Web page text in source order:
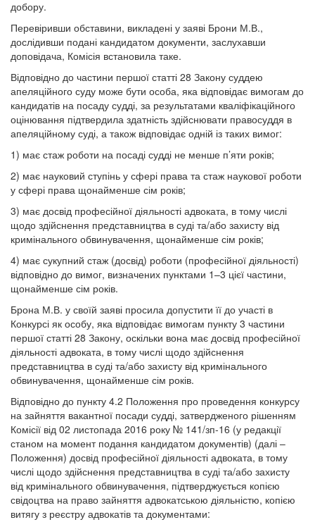
добору.
Перевіривши обставини, викладені у заяві Брони М.В.,
дослідивши подані кандидатом документи, заслухавши
доповідача, Комісія встановила таке.
Відповідно до частини першої статті 28 Закону суддею
апеляційного суду може бути особа, яка відповідає вимогам до
кандидатів на посаду судді, за результатами кваліфікаційного
оцінювання підтвердила здатність здійснювати правосуддя в
апеляційному суді, а також відповідає одній із таких вимог:
1) має стаж роботи на посаді судді не менше п’яти років;
2) має науковий ступінь у сфері права та стаж наукової роботи
у сфері права щонайменше сім років;
3) має досвід професійної діяльності адвоката, в тому числі
щодо здійснення представництва в суді та/або захисту від
кримінального обвинувачення, щонайменше сім років;
4) має сукупний стаж (досвід) роботи (професійної діяльності)
відповідно до вимог, визначених пунктами 1–3 цієї частини,
щонайменше сім років.
Брона М.В. у своїй заяві просила допустити її до участі в
Конкурсі як особу, яка відповідає вимогам пункту 3 частини
першої статті 28 Закону, оскільки вона має досвід професійної
діяльності адвоката, в тому числі щодо здійснення
представництва в суді та/або захисту від кримінального
обвинувачення, щонайменше сім років.
Відповідно до пункту 4.2 Положення про проведення конкурсу
на зайняття вакантної посади судді, затвердженого рішенням
Комісії від 02 листопада 2016 року № 141/зп-16 (у редакції
станом на момент подання кандидатом документів) (далі –
Положення) досвід професійної діяльності адвоката, в тому
числі щодо здійснення представництва в суді та/або захисту
від кримінального обвинувачення, підтверджується копією
свідоцтва на право зайняття адвокатською діяльністю, копією
витягу з реєстру адвокатів та документами: